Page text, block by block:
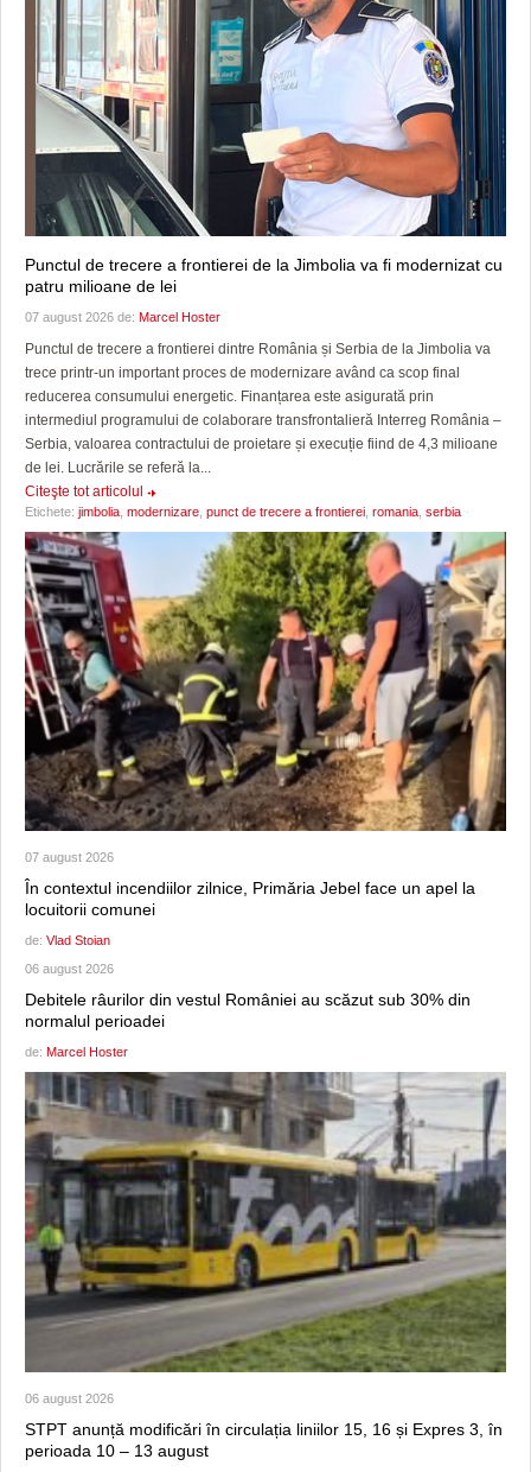
Punctul de trecere a frontierei de la Jimbolia va fi modernizat cu
patru milioane de lei
07 august 2026 de: Marcel Hoster
Punctul de trecere a frontierei dintre România și Serbia de la Jimbolia va
trece printr-un important proces de modernizare având ca scop final
reducerea consumului energetic. Finanțarea este asigurată prin
intermediul programului de colaborare transfrontalieră Interreg România –
Serbia, valoarea contractului de proietare și execuție fiind de 4,3 milioane
de lei. Lucrările se referă la...
Citeşte tot articolul
Etichete: jimbolia, modernizare, punct de trecere a frontierei, romania, serbia
07 august 2026
În contextul incendiilor zilnice, Primăria Jebel face un apel la
locuitorii comunei
de: Vlad Stoian
06 august 2026
Debitele râurilor din vestul României au scăzut sub 30% din
normalul perioadei
de: Marcel Hoster
06 august 2026
STPT anunță modificări în circulația liniilor 15, 16 și Expres 3, în
perioada 10 – 13 august